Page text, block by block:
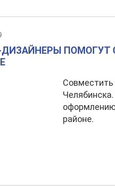
ПОМОГУТ
Совместить
районе.